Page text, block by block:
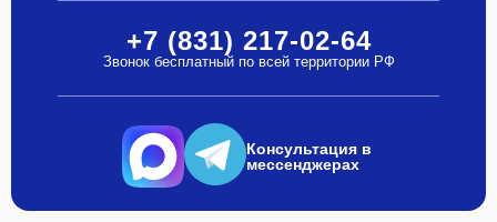
+7 (831) 217-02-64
Звонок бесплатный по всей территории РФ
Консультация в
мессенджерах